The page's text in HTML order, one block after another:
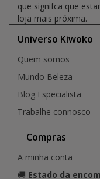
que signifca que
loja mais próxima.
Universo Kiwoko
Quem somos
Mundo Beleza
Blog Especialista
Trabalhe connosco
Compras
A minha conta
🚚 Estado da